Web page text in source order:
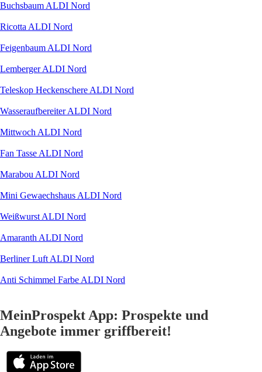
Buchsbaum ALDI Nord
Ricotta ALDI Nord
Feigenbaum ALDI Nord
Lemberger ALDI Nord
Teleskop Heckenschere ALDI Nord
Wasseraufbereiter ALDI Nord
Mittwoch ALDI Nord
Fan Tasse ALDI Nord
Marabou ALDI Nord
Mini Gewaechshaus ALDI Nord
Weißwurst ALDI Nord
Amaranth ALDI Nord
Berliner Luft ALDI Nord
Anti Schimmel Farbe ALDI Nord
MeinProspekt App: Prospekte und
Angebote immer griffbereit!